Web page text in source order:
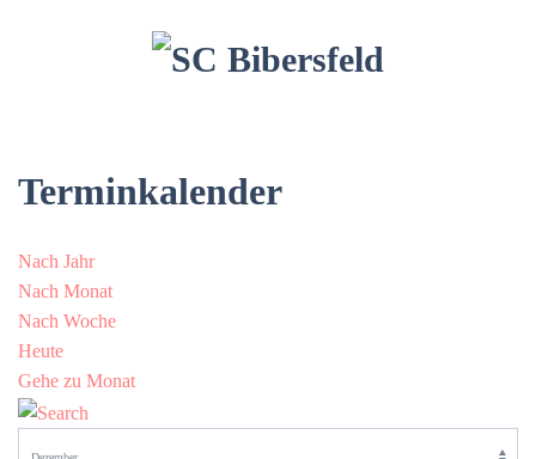
Terminkalender
Nach Jahr
Nach Monat
Nach Woche
Heute
Gehe zu Monat